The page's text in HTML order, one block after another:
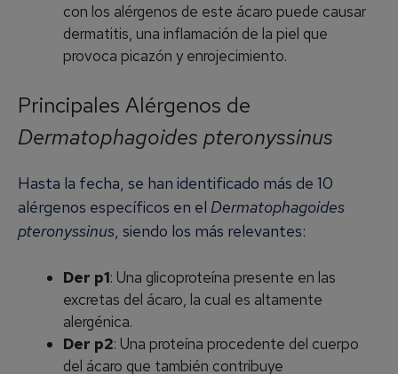
con los alérgenos de este ácaro puede causar
dermatitis, una inflamación de la piel que
provoca picazón y enrojecimiento.
Principales Alérgenos de
Dermatophagoides pteronyssinus
Hasta la fecha, se han identificado más de 10
alérgenos específicos en el Dermatophagoides
pteronyssinus, siendo los más relevantes:
Der p1: Una glicoproteína presente en las
excretas del ácaro, la cual es altamente
alergénica.
Der p2: Una proteína procedente del cuerpo
del ácaro que también contribuye